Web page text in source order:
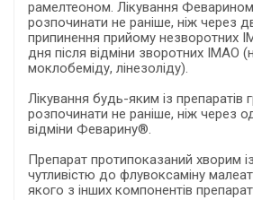
рамелтеоном. Лікування
розпочинати не раніше, ніж через
припинення прийому незворотних
дня після відміни зворотних ІМАО
моклобеміду, лінезоліду).
Лікування будь-яким із
розпочинати не раніше, ніж через
відміни Феварину®.
Препарат протипоказаний хворим
чутливістю до флувоксаміну
якого з інших компонентів